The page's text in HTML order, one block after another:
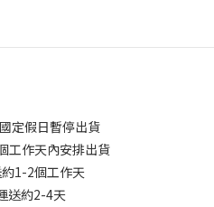
定假日暫停出貨
工作天內安排出貨
1-2個工作天
送約2-4天